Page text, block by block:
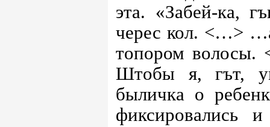
эта. «Забей-ка,
черес кол. <…>
топором волосы.
Штобы я, гът,
быличка о
фиксировались